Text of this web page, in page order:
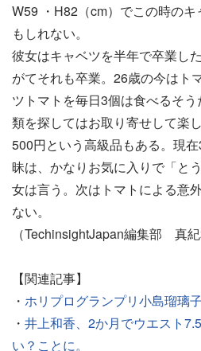
W59 ・H82（cm）でこの時の
もしれない。
彼女はキャベツを半年で卒業し
がてそれも卒業。26歳の今はト
ツトマトを毎日3個は食べるそ
類を探してはお取り寄せして楽
500円という高級品もある。現
昧は、かなりお気に入りで「と
女は言う。次はトマトによる意
ない。
（TechinsightJapan編集部 真紀
【関連記事】
・ ホリプログランプリ小島瑠璃
・ 井上和香、2か月でウエスト
い？ことに。